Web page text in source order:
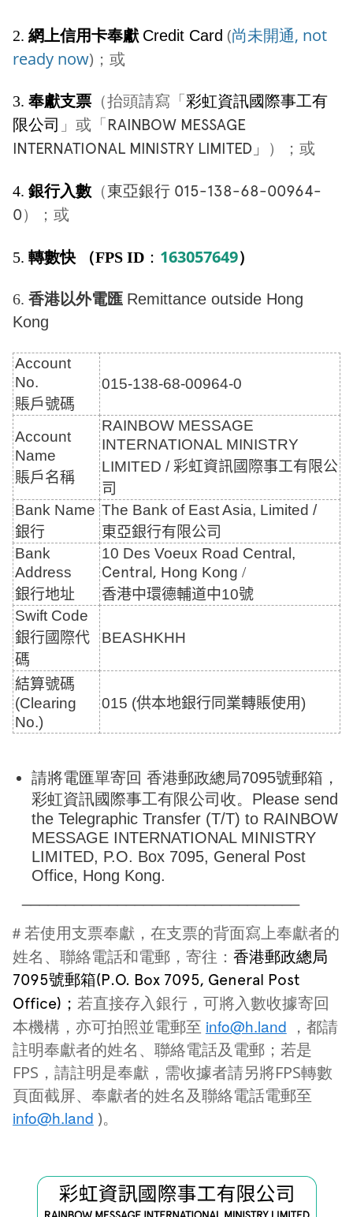
2. 網上信用卡奉獻 Credit Card (尚未開通, not
ready now)；或
3. 奉獻支票（抬頭請寫「彩虹資訊國際事工有
限公司 」或 「RAINBOW MESSAGE
INTERNATIONAL MINISTRY LIMITED」
）；或
4. 銀行入數（東亞銀行 015-138-68-00964-
0）；或
5. 轉數快 （FPS ID： 163057649）
6. 香港以外電匯 Remittance outside Hong
Kong
Account
No.
賬戶號碼
015-138-68-00964-0
Account
Name
賬戶名稱
RAINBOW MESSAGE
INTERNATIONAL MINISTRY
LIMITED / 彩虹資訊國際事工有限公
司
Bank Name
銀行
The Bank of East Asia, Limited /
東亞銀行有限公司
Bank
Address
銀行地址
10 Des Voeux Road Central,
Central, Hong Kong /
香港中環德輔道中10號
Swift Code
銀行國際代
碼
BEASHKHH
結算號碼
(Clearing
No.)
015 (供本地銀行同業轉賬使用)
請將電匯單寄回 香港郵政總局7095號郵箱，
彩虹資訊國際事工有限公司收。 Please send
the Telegraphic Transfer (T/T) to RAINBOW
MESSAGE INTERNATIONAL MINISTRY
LIMITED, P.O. Box 7095, General Post
Office, Hong Kong.
# 若使用支票奉獻， 在支票的背面寫上奉獻者的
姓名、聯絡電話和電郵，寄往： 香港郵政總局
7095號郵箱(P.O. Box 7095, General Post
Office)； 若直接存入銀行，可將入數收據寄回
本機構，亦可拍照並電郵至 info@h.land ，都請
註明奉獻者的姓名、聯絡電話及電郵； 若是
FPS，請註明是奉獻，需收據者請另將FPS轉數
頁面截屏、 奉獻者的姓名及聯絡電話電郵至
info@h.land )。